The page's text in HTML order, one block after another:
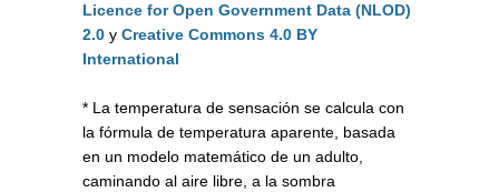
Licence for Open Government Data (NLOD)
2.0 y Creative Commons 4.0 BY
International
* La temperatura de sensación se calcula con
la fórmula de temperatura aparente, basada
en un modelo matemático de un adulto,
caminando al aire libre, a la sombra